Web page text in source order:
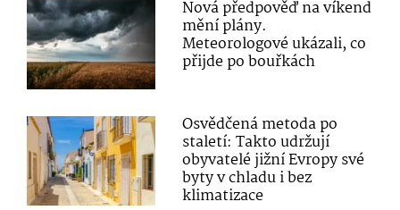
Nová předpověď na víkend
mění plány.
Meteorologové ukázali, co
přijde po bouřkách
Osvědčená metoda po
staletí: Takto udržují
obyvatelé jižní Evropy své
byty v chladu i bez
klimatizace